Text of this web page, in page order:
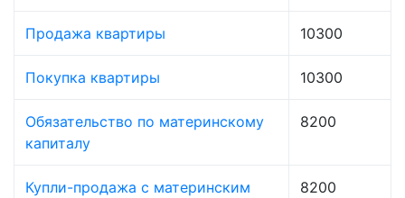
Продажа квартиры 10300
Покупка квартиры 10300
Обязательство по материнскому
капиталу
8200
Купли-продажа с материнским
8200